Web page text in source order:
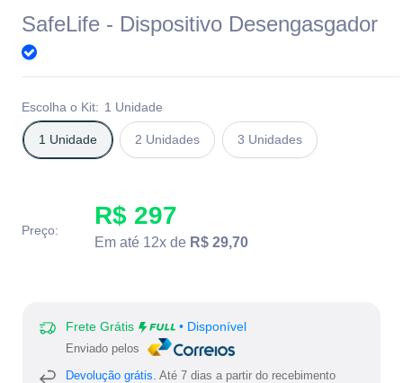
SafeLife - Dispositivo Desengasgador
Escolha o Kit: 1 Unidade
1 Unidade 2 Unidades 3 Unidades
Preço:
R$ 297
Em até 12x de R$ 29,70
Frete Grátis • Disponível
Enviado pelos
Devolução grátis. Até 7 dias a partir do recebimento